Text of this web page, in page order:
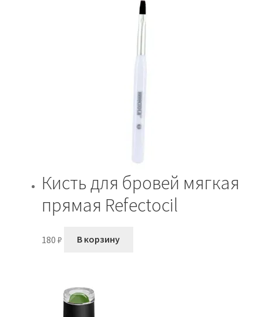
Кисть для бровей мягкая
прямая Refectocil
180 ₽ В корзину